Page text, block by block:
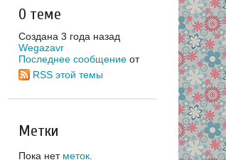
О теме
Создана 3 года назад
Wegazavr
Последнее сообщение от
RSS этой темы
Метки
Пока нет меток